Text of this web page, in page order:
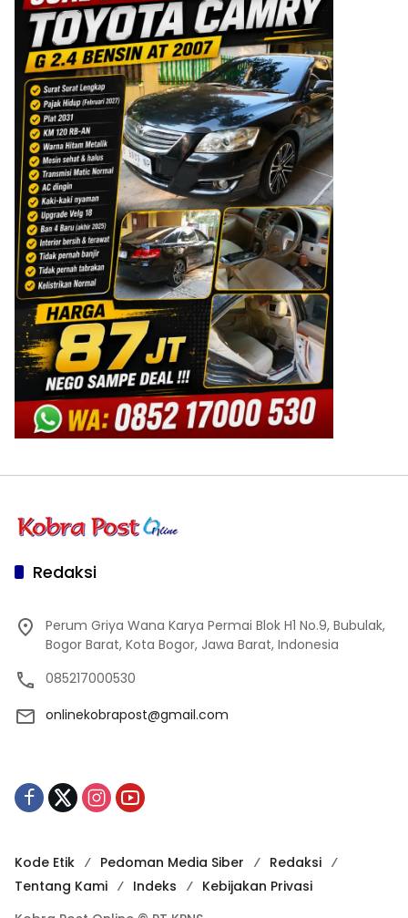
Redaksi
Perum Griya Wana Karya Permai Blok H1 No.9, Bubulak,
Bogor Barat, Kota Bogor, Jawa Barat, Indonesia
085217000530
onlinekobrapost@gmail.com
Kode Etik Pedoman Media Siber
Redaksi
Tentang Kami
Indeks
Kebijakan Privasi